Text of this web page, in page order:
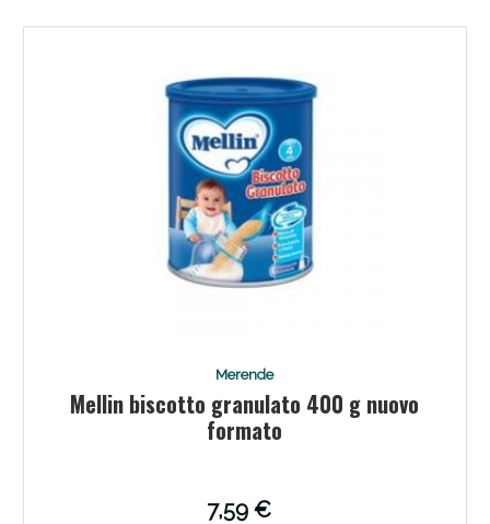
Merende
Mellin biscotto granulato 400 g nuovo
formato
7,59 €